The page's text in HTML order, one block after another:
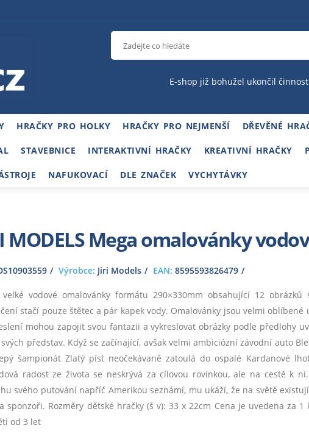
E-shop již bohužel ukončil činnost
HRAČKY PRO HOLKY HRAČKY PRO NEJMENŠÍ DŘEVĚNÉ
STAVEBNICE INTERAKTIVNÍ HRAČKY KREATIVNÍ HRAČKY
NAFUKOVACÍ DLE ZNAČEK VYCHYTÁVKY
MODELS Mega omalovánky
Výrobce: Jiri Models EAN: 8595593826479
velké vodové omalovánky formátu 290×330mm obsahující 12
stačí pouze štětec a pár kapek vody. Omalovánky jsou velmi oblíbené
mohou zapojit svou fantazii a vykreslovat obrázky podle předlohy
představ. Když se začínající, avšak velmi ambiciózní závodní auto
šampionát Zlatý píst neočekávaně zatoulá do ospalé Kardanové
radost ze života se neskrývá za cílovou rovinkou, ale na cestě k
svého putování napříč Amerikou seznámí, mu ukáží, že na světě
sponzoři. Rozměry dětské hračky (š v): 33 x 22cm Cena je uvedena za
od 3 let